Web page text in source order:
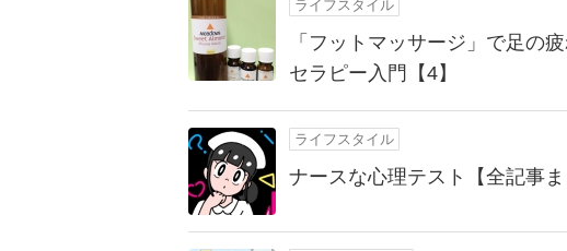
ライフスタイル
「フットマッサージ」で足の
セラピー入門【4】
ライフスタイル
ナースな心理テスト【全記事ま